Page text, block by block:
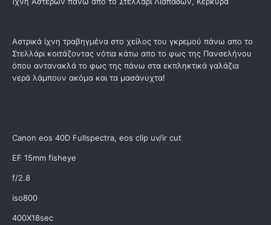
Αστρικά ίχνη τραβηγμένα στο χείλος του γκρεμού πάνω απο το
Στελλάρι κοιτάζοντας νότια κάτω απο το φως της Πανσελήνου
όπου αντανακλά το φως της πάνω στα εκπληκτικά γαλάζια
νερά λάμπουν ακόμα και τα μασάνυχτα!
Canon eos 40D Fullspectra, eos clip uv/ir cut
EF 15mm fisheye
f/2.8
iso800
400X18sec